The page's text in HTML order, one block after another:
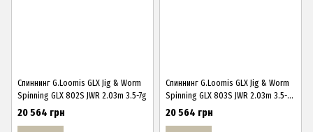
Спиннинг G.Loomis GLX Jig & Worm
Spinning GLX 802S JWR 2.03m 3.5-7g
20 564 грн
Спиннинг G.Loomis GLX Jig & Worm
Spinning GLX 803S JWR 2.03m 3.5-
9g
20 564 грн